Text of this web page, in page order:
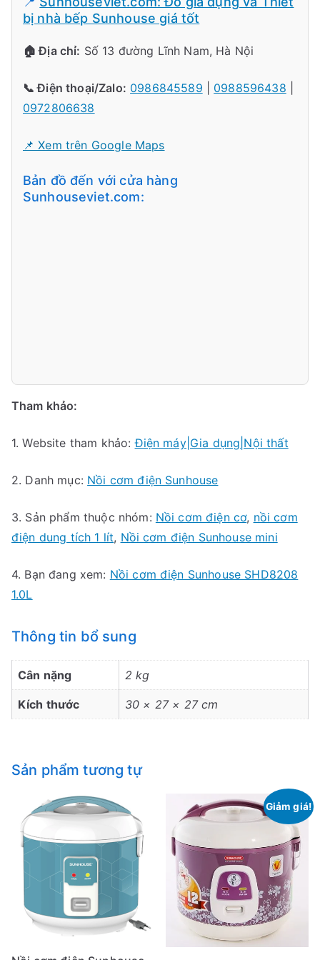
bị nhà bếp Sunhouse giá tốt
🏠 Địa chỉ: Số 13 đường Lĩnh Nam, Hà Nội
📞 Điện thoại/Zalo: 0986845589 0988596438
0972806638
📌 Xem trên Google Maps
Bản đồ đến với cửa hàng
Sunhouseviet.com:
Tham khảo:
1. Website tham khảo:Điện máy|Gia dụng|Nội thất
2. Danh mục: Nồi cơm điện Sunhouse
3. Sản phẩm thuộc nhóm: Nồi cơm điện cơ, nồi cơm
điện dung tích 1 lít, Nồi cơm điện Sunhouse mini
4. Bạn đang xem: Nồi cơm điện Sunhouse SHD8208
1.0L
Thông tin bổ sung
Cân nặng 2 kg
Kích thước 30 × 27 × 27 cm
Sản phẩm tương tự
Giảm giá!